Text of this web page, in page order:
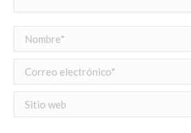
Nombre *
Correo electrónico *
Sitio web